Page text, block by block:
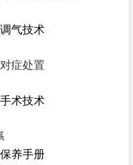
气技术
症处置
术技术
养手册